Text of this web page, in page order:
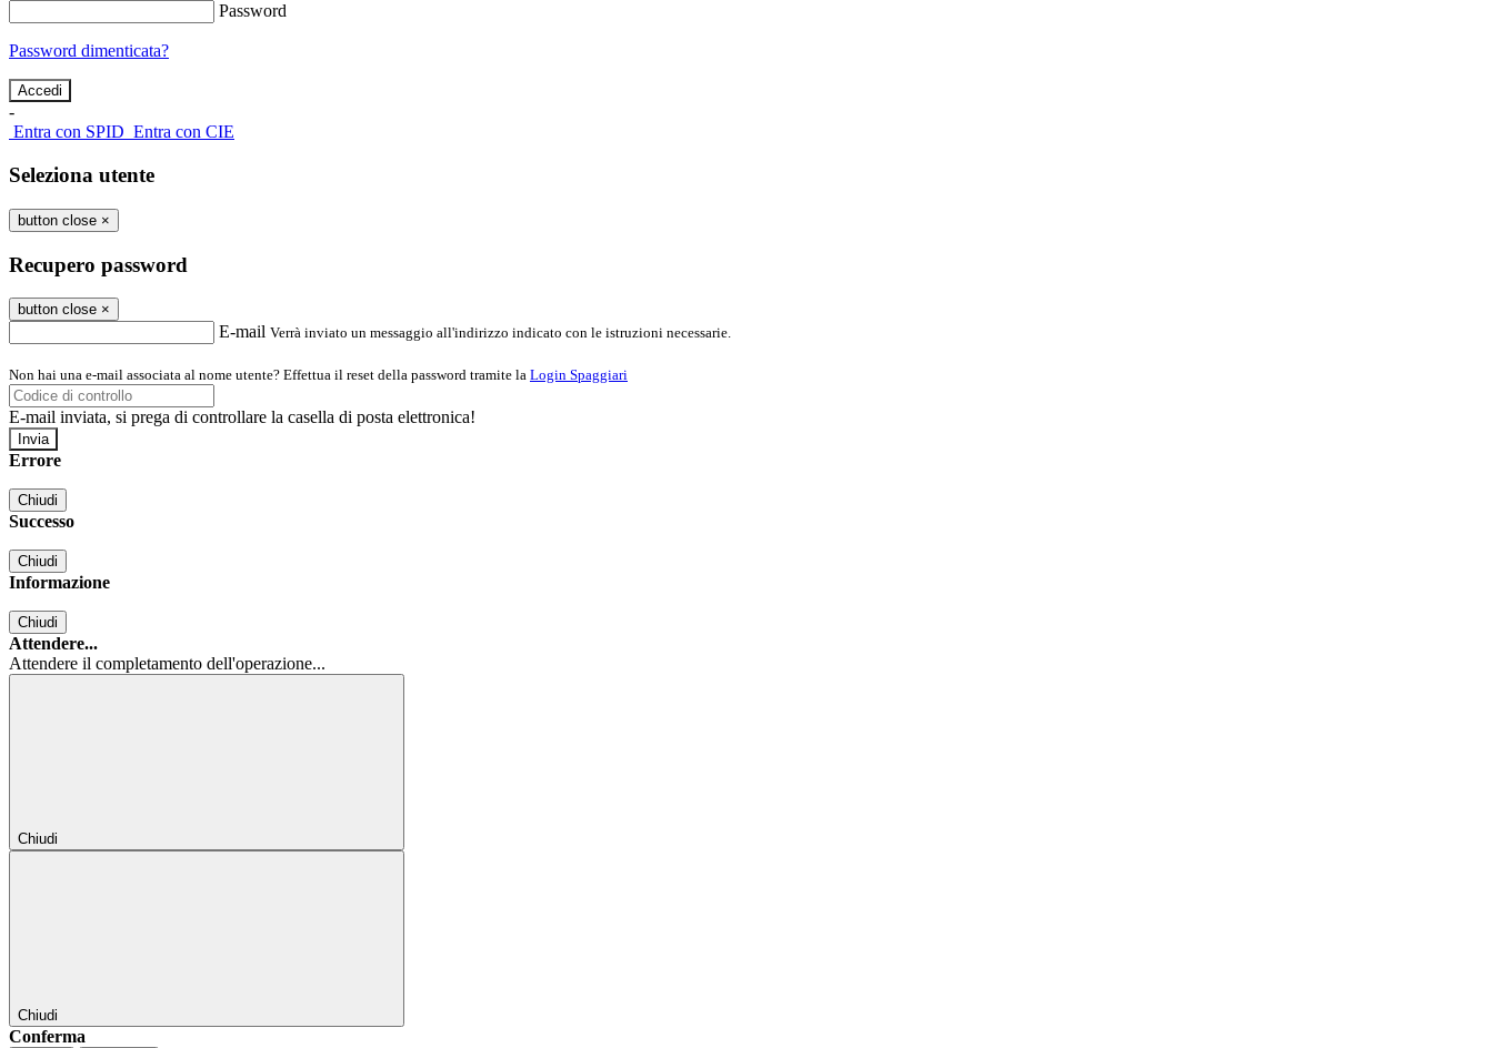
Password
Password dimenticata?
-
Entra con SPID Entra con CIE
Seleziona utente
button close ×
Recupero password
button close ×
E-mail Verrà inviato un messaggio all'indirizzo indicato con le istruzioni necessarie.
Non hai una e-mail associata al nome utente? Effettua il reset della password tramite la Login Spaggiari
E-mail inviata, si prega di controllare la casella di posta elettronica!
Errore
Chiudi
Successo
Chiudi
Informazione
Chiudi
Attendere...
Attendere il completamento dell'operazione...
Chiudi
Chiudi
Conferma